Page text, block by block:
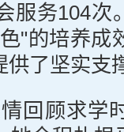
服务104次
"的培养成
供了坚实支
回顾求学